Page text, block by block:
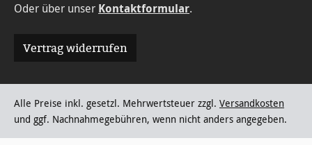
Oder über unser Kontaktformular.
Vertrag widerrufen
Alle Preise inkl. gesetzl. Mehrwertsteuer zzgl. Versandkosten
und ggf. Nachnahmegebühren, wenn nicht anders angegeben.